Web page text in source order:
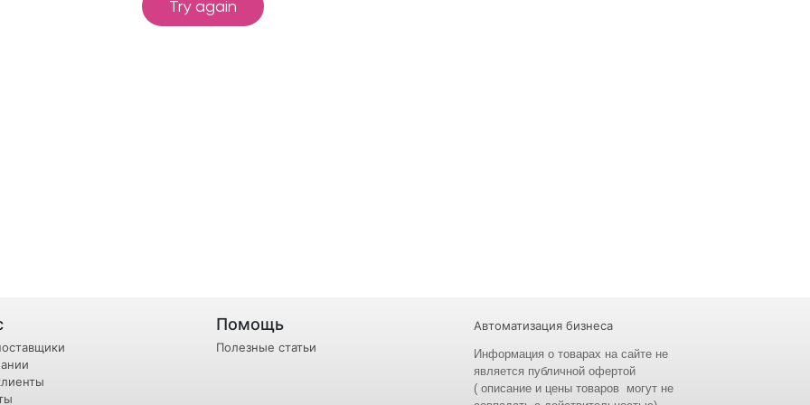
Помощь
Полезные статьи
Автоматизация бизнеса
Информация о товарах на сайте не
является публичной офертой
( описание и цены товаров могут не